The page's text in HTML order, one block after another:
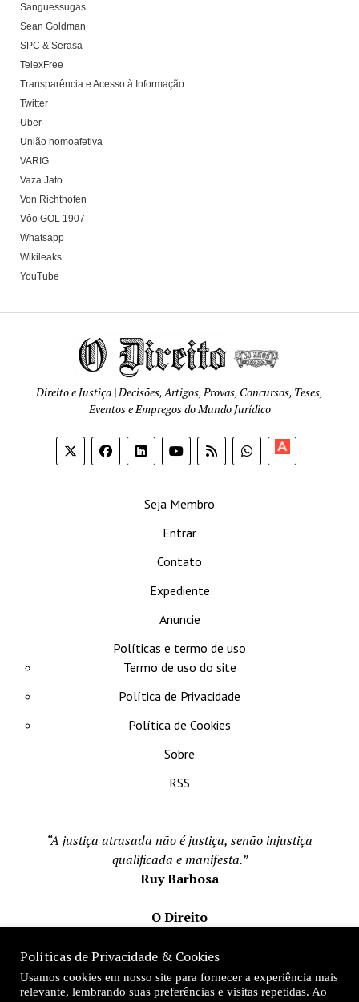
Sanguessugas
Sean Goldman
SPC & Serasa
TelexFree
Transparência e Acesso à Informação
Twitter
Uber
União homoafetiva
VARIG
Vaza Jato
Von Richthofen
Vôo GOL 1907
Whatsapp
Wikileaks
YouTube
Direito e Justiça | Decisões, Artigos, Provas, Concursos, Teses,
Eventos e Empregos do Mundo Jurídico
Seja Membro
Entrar
Contato
Expediente
Anuncie
Políticas e termo de uso
Termo de uso do site
Política de Privacidade
Política de Cookies
Sobre
RSS
“A justiça atrasada não é justiça, senão injustiça
qualificada e manifesta.”
Ruy Barbosa
O Direito
Mateus Matos
Fundador e Editor-Chefe
Políticas de Privacidade & Cookies
Usamos cookies em nosso site para fornecer a experiência mais
relevante, lembrando suas preferências e visitas repetidas. Ao